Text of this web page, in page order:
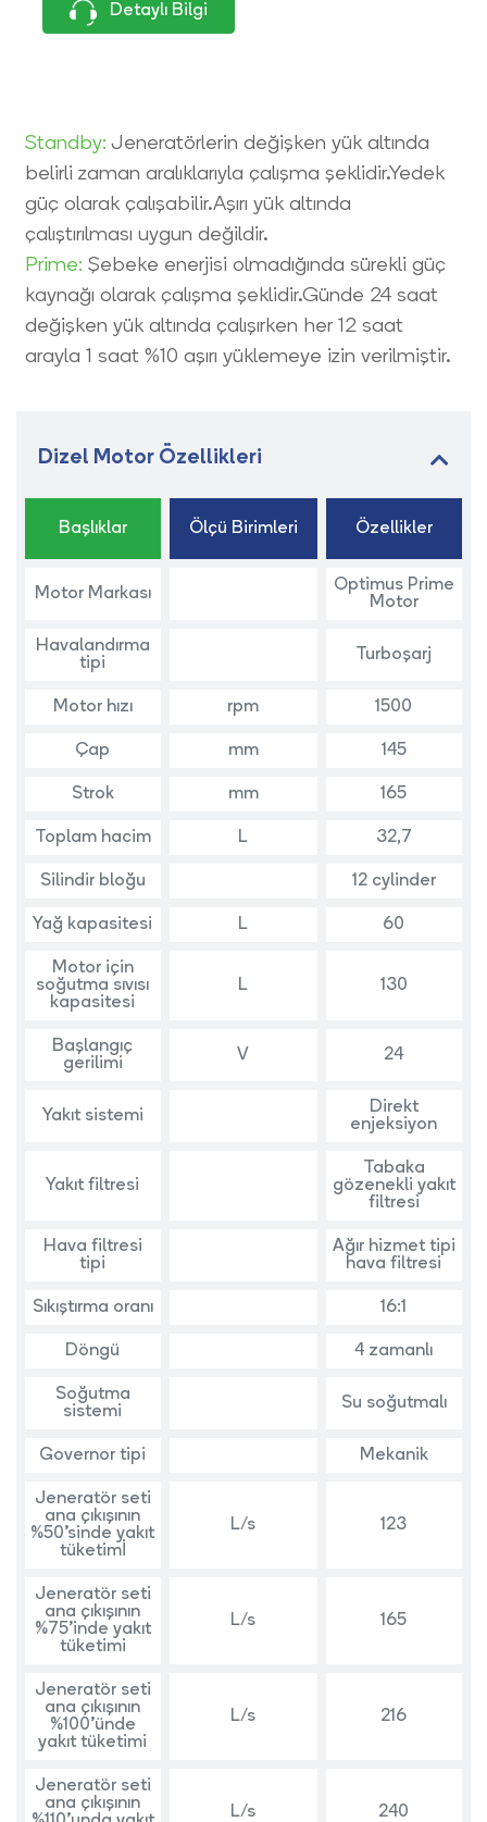
Detaylı Bilgi
Standby: Jeneratörlerin değişken yük altında
belirli zaman aralıklarıyla çalışma şeklidir.Yedek
güç olarak çalışabilir.Aşırı yük altında
çalıştırılması uygun değildir.
Prime: Şebeke enerjisi olmadığında sürekli güç
kaynağı olarak çalışma şeklidir.Günde 24 saat
değişken yük altında çalışırken her 12 saat
arayla 1 saat %10 aşırı yüklemeye izin verilmiştir.
Dizel Motor Özellikleri
Başlıklar Ölçü Birimleri Özellikler
Motor Markası
Optimus Prime
Motor
Havalandırma
tipi
Turboşarj
Motor hızı rpm 1500
Çap mm 145
Strok mm 165
Toplam hacim L 32,7
Silindir bloğu 12 cylinder
Yağ kapasitesi L 60
Motor için
soğutma sıvısı
kapasitesi
L 130
Başlangıç
gerilimi
V 24
Yakıt sistemi
Direkt
enjeksiyon
Yakıt filtresi
Tabaka
gözenekli yakıt
filtresi
Hava filtresi
tipi
Ağır hizmet tipi
hava filtresi
Sıkıştırma oranı 16:1
Döngü 4 zamanlı
Soğutma
sistemi
Su soğutmalı
Governor tipi Mekanik
Jeneratör seti
ana çıkışının
%50’sinde yakıt
tüketimİ
L/s 123
Jeneratör seti
ana çıkışının
%75’inde yakıt
tüketimi
L/s 165
Jeneratör seti
ana çıkışının
%100’ünde
yakıt tüketimi
L/s 216
Jeneratör seti
ana çıkışının
L/s 240